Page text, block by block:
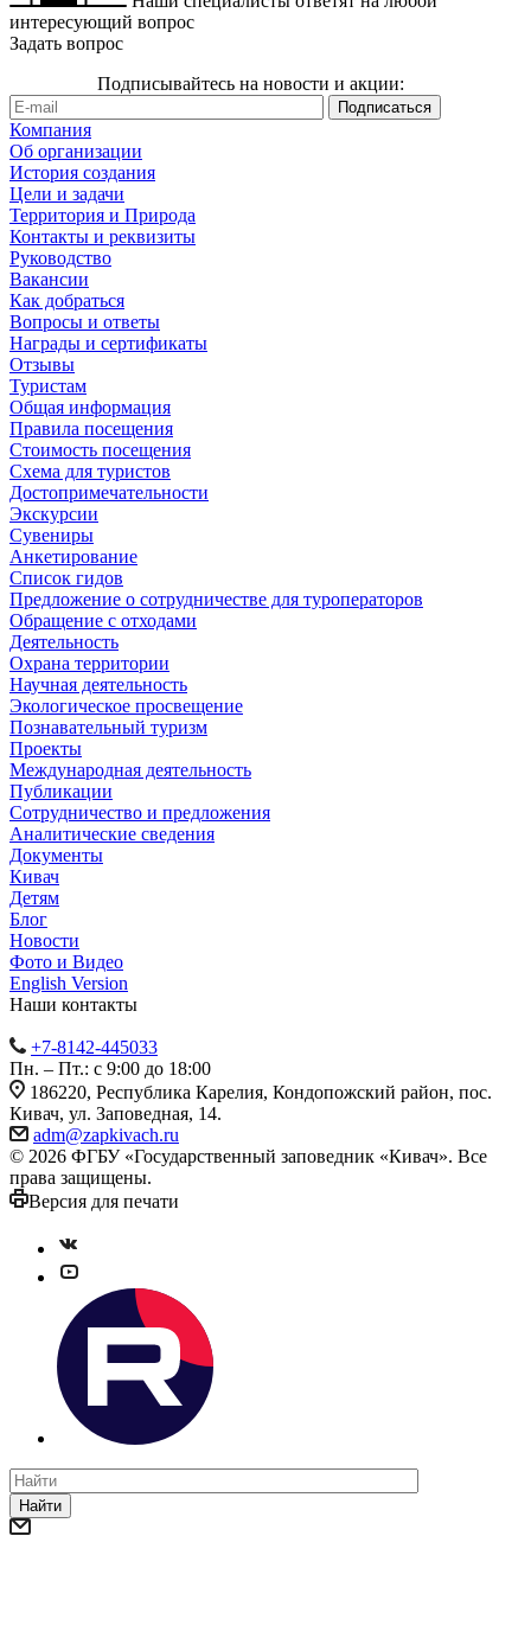
интересующий вопрос
Задать вопрос
Подписывайтесь на новости и акции:
Компания
Об организации
История создания
Цели и задачи
Территория и Природа
Контакты и реквизиты
Руководство
Вакансии
Как добраться
Вопросы и ответы
Награды и сертификаты
Отзывы
Туристам
Общая информация
Правила посещения
Стоимость посещения
Схема для туристов
Достопримечательности
Экскурсии
Сувениры
Анкетирование
Список гидов
Предложение о сотрудничестве для туроператоров
Обращение с отходами
Деятельность
Охрана территории
Научная деятельность
Экологическое просвещение
Познавательный туризм
Проекты
Международная деятельность
Публикации
Сотрудничество и предложения
Аналитические сведения
Документы
Кивач
Детям
Блог
Новости
Фото и Видео
English Version
Наши контакты
+7-8142-445033
Пн. – Пт.: с 9:00 до 18:00
186220, Республика Карелия, Кондопожский район, пос.
Кивач, ул. Заповедная, 14.
adm@zapkivach.ru
© 2026 ФГБУ «Государственный заповедник «Кивач». Все
права защищены.
Версия для печати
Найти